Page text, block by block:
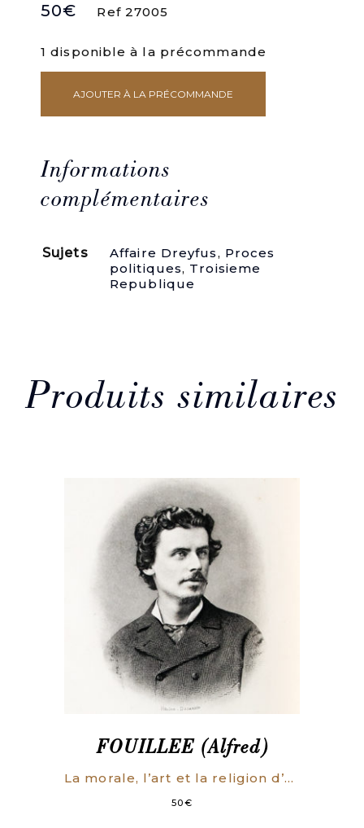
50€ Ref 27005
1 disponible à la précommande
quantité
de
Roget
et
Dreyfus,
étude
la
déposition
de
cassation
(21,
AJOUTER À LA PRÉCOMMANDE
Informations
complémentaires
Sujets Affaire Dreyfus, Proces
politiques, Troisieme
Republique
Produits similaires
FOUILLEE (Alfred)
La morale, l’art et la religion d’après M. Guyau.
50€